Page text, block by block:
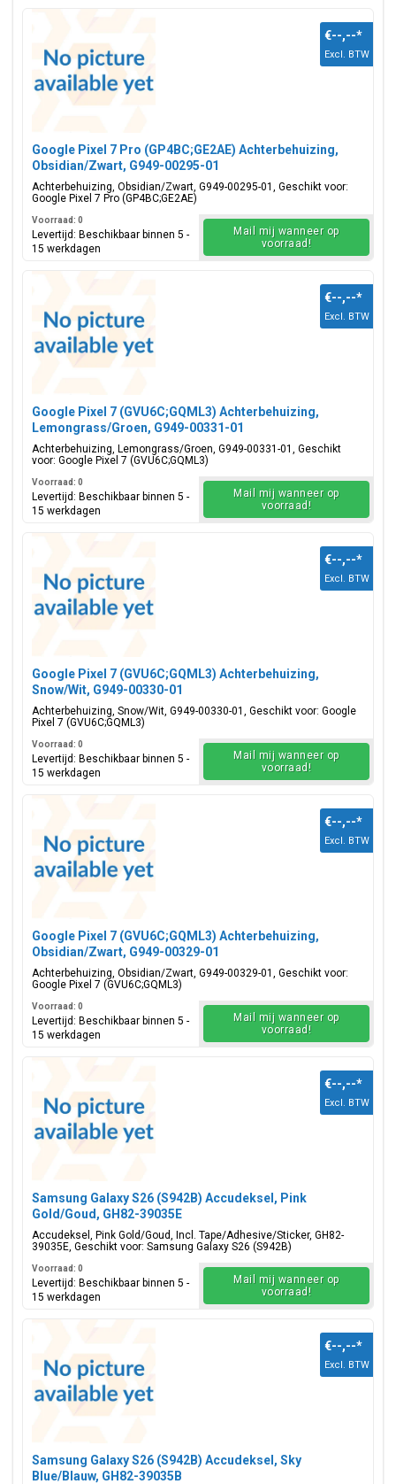
Google Pixel 7 Pro (GP4BC;GE2AE) Achterbehuizing,
Obsidian/Zwart, G949-00295-01
Achterbehuizing, Obsidian/Zwart, G949-00295-01, Geschikt voor:
Google Pixel 7 Pro (GP4BC;GE2AE)
€--,--*
Excl. BTW
Voorraad: 0
Levertijd: Beschikbaar binnen 5 -
15 werkdagen
Mail mij wanneer op
voorraad!
Google Pixel 7 (GVU6C;GQML3) Achterbehuizing,
Lemongrass/Groen, G949-00331-01
Achterbehuizing, Lemongrass/Groen, G949-00331-01, Geschikt
voor: Google Pixel 7 (GVU6C;GQML3)
€--,--*
Excl. BTW
Voorraad: 0
Levertijd: Beschikbaar binnen 5 -
15 werkdagen
Mail mij wanneer op
voorraad!
Google Pixel 7 (GVU6C;GQML3) Achterbehuizing,
Snow/Wit, G949-00330-01
Achterbehuizing, Snow/Wit, G949-00330-01, Geschikt voor: Google
Pixel 7 (GVU6C;GQML3)
€--,--*
Excl. BTW
Voorraad: 0
Levertijd: Beschikbaar binnen 5 -
15 werkdagen
Mail mij wanneer op
voorraad!
Google Pixel 7 (GVU6C;GQML3) Achterbehuizing,
Obsidian/Zwart, G949-00329-01
Achterbehuizing, Obsidian/Zwart, G949-00329-01, Geschikt voor:
Google Pixel 7 (GVU6C;GQML3)
€--,--*
Excl. BTW
Voorraad: 0
Levertijd: Beschikbaar binnen 5 -
15 werkdagen
Mail mij wanneer op
voorraad!
Samsung Galaxy S26 (S942B) Accudeksel, Pink
Gold/Goud, GH82-39035E
Accudeksel, Pink Gold/Goud, Incl. Tape/Adhesive/Sticker, GH82-
39035E, Geschikt voor: Samsung Galaxy S26 (S942B)
€--,--*
Excl. BTW
Voorraad: 0
Levertijd: Beschikbaar binnen 5 -
15 werkdagen
Mail mij wanneer op
voorraad!
Samsung Galaxy S26 (S942B) Accudeksel, Sky
Blue/Blauw, GH82-39035B
€--,--*
Excl. BTW